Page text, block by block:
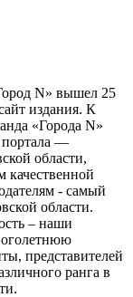
N» вышел 25
издания. К
«Города N»
портала —
области,
качественной
- самый
области.
– наши
представителей
ранга в